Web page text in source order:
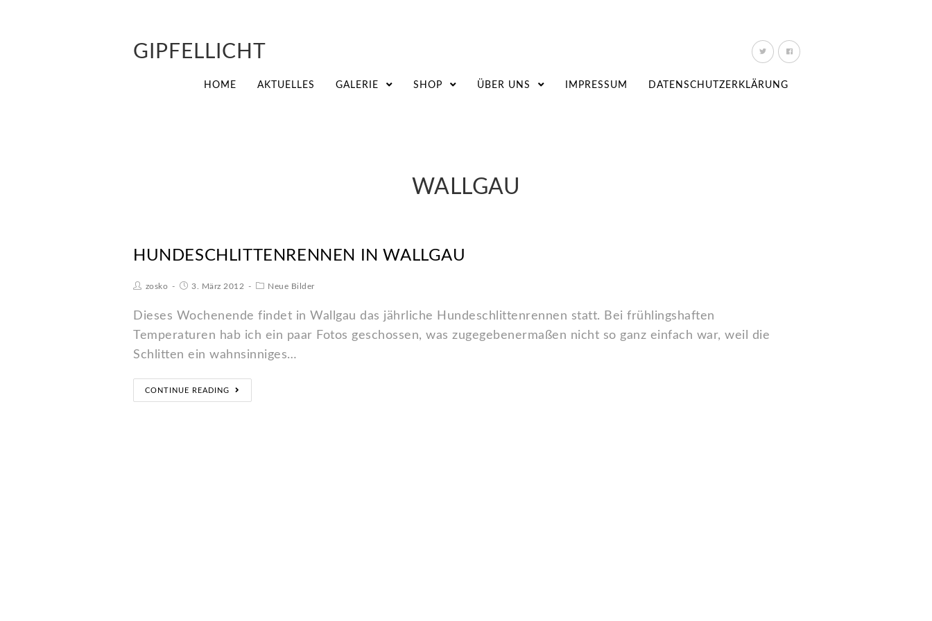
GIPFELLICHT
HOME AKTUELLES GALERIE SHOP ÜBER UNS IMPRESSUM DATENSCHUTZERKLÄRUNG
WALLGAU
HUNDESCHLITTENRENNEN IN WALLGAU
zosko 3. März 2012 Neue Bilder
Dieses Wochenende findet in Wallgau das jährliche Hundeschlittenrennen statt. Bei frühlingshaften
Temperaturen hab ich ein paar Fotos geschossen, was zugegebenermaßen nicht so ganz einfach war, weil die
Schlitten ein wahnsinniges…
CONTINUE READING